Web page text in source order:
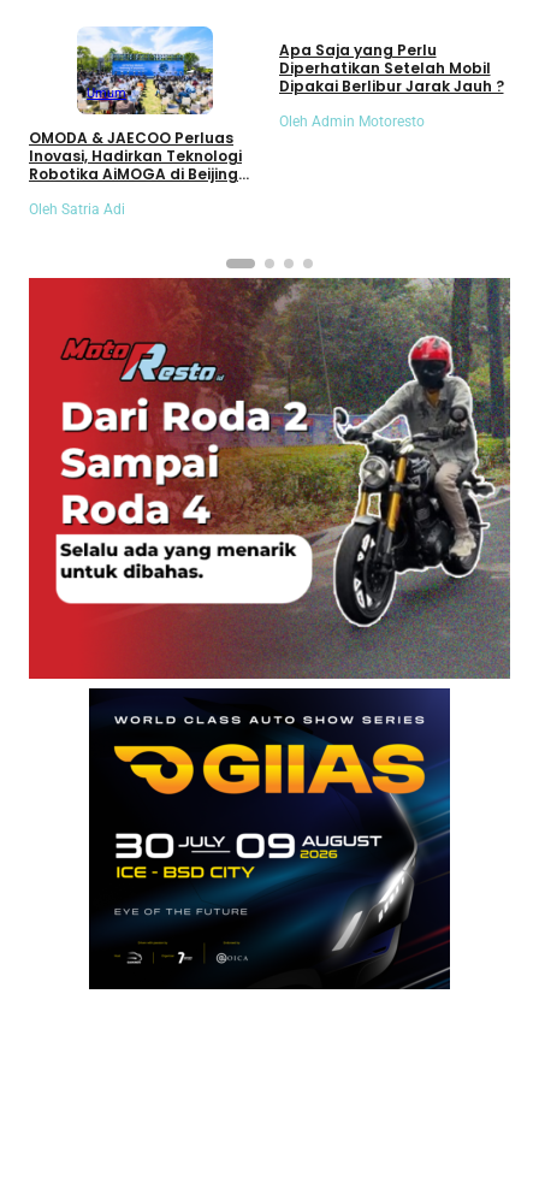
Umum
OMODA & JAECOO Perluas
Inovasi, Hadirkan Teknologi
Robotika AiMOGA di Beijing
Oleh Satria Adi
Apa Saja yang Perlu
Diperhatikan Setelah Mobil
Dipakai Berlibur Jarak Jauh ?
Oleh Admin Motoresto